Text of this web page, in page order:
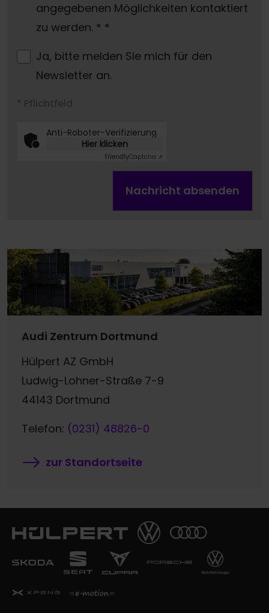
angegebenen Möglichkeiten kontaktiert
zu werden. * *
Ja, bitte melden Sie mich für den
Newsletter an.
* Pflichtfeld
Anti-Roboter-Verifizierung
Hier klicken
FriendlyCaptcha ⇗
Nachricht absenden
Audi Zentrum Dortmund
Hülpert AZ GmbH
Ludwig-Lohner-Straße 7-9
44143 Dortmund
Telefon: (0231) 48826-0
zur Standortseite